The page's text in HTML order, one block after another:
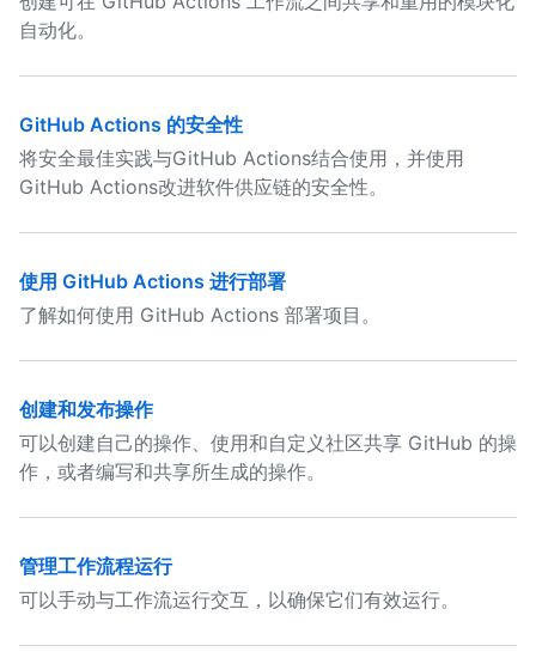
自动化。
GitHub Actions 的安全性
将安全最佳实践与GitHub Actions结合使用，并使用
GitHub Actions改进软件供应链的安全性。
使用 GitHub Actions 进行部署
了解如何使用 GitHub Actions 部署项目。
创建和发布操作
可以创建自己的操作、使用和自定义社区共享 GitHub 的操
作，或者编写和共享所生成的操作。
管理工作流程运行
可以手动与工作流运行交互，以确保它们有效运行。